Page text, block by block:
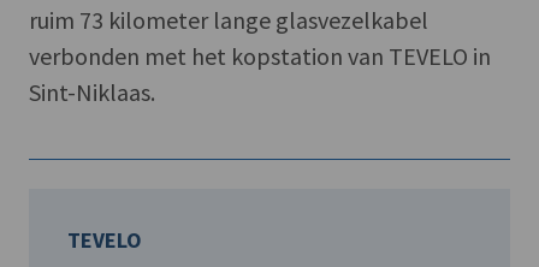
ruim 73 kilometer lange glasvezelkabel
verbonden met het kopstation van TEVELO in
Sint-Niklaas.
TEVELO